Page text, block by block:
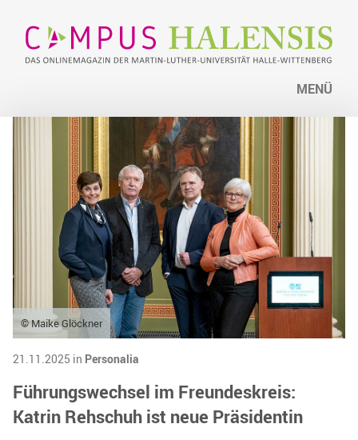
MENÜ
© Maike Glöckner
21.11.2025 in Personalia
Führungswechsel im Freundeskreis:
Katrin Rehschuh ist neue Präsidentin